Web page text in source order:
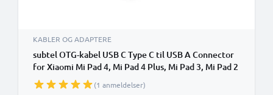
KABLER OG ADAPTERE
subtel OTG-kabel USB C Type C til USB A Connector
for Xiaomi Mi Pad 4, Mi Pad 4 Plus, Mi Pad 3, Mi Pad 2
OTG 2.0 Adapter(1 anmeldelser)